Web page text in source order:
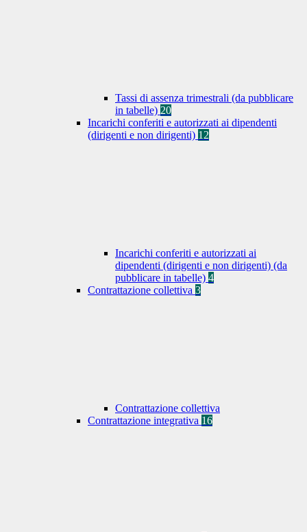
Tassi di assenza trimestrali (da pubblicare
in tabelle) 20
Incarichi conferiti e autorizzati ai dipendenti
(dirigenti e non dirigenti) 12
Incarichi conferiti e autorizzati ai
dipendenti (dirigenti e non dirigenti) (da
pubblicare in tabelle) 4
Contrattazione collettiva 3
Contrattazione collettiva
Contrattazione integrativa 16